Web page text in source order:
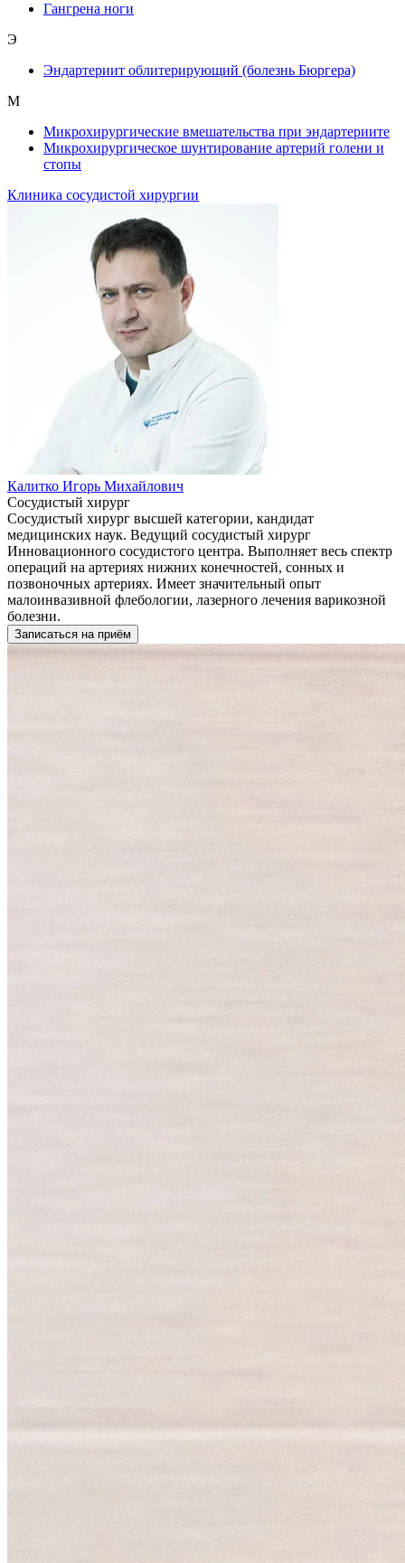
Гангрена ноги
Э
Эндартериит облитерирующий (болезнь Бюргера)
М
Микрохирургические вмешательства при эндартериите
Микрохирургическое шунтирование артерий голени и
стопы
Клиника сосудистой хирургии
Калитко Игорь Михайлович
Сосудистый хирург
Сосудистый хирург высшей категории, кандидат
медицинских наук. Ведущий сосудистый хирург
Инновационного сосудистого центра. Выполняет весь спектр
операций на артериях нижних конечностей, сонных и
позвоночных артериях. Имеет значительный опыт
малоинвазивной флебологии, лазерного лечения варикозной
болезни.
Записаться на приём